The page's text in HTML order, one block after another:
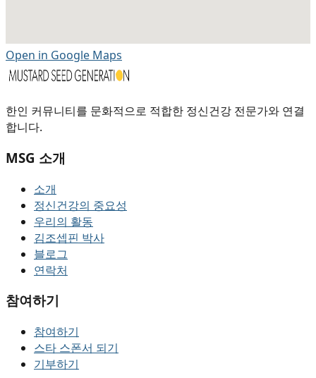
Open in Google Maps
한인 커뮤니티를 문화적으로 적합한 정신건강 전문가와 연결
합니다.
MSG 소개
소개
정신건강의 중요성
우리의 활동
김조셉핀 박사
블로그
연락처
참여하기
참여하기
스타 스폰서 되기
기부하기